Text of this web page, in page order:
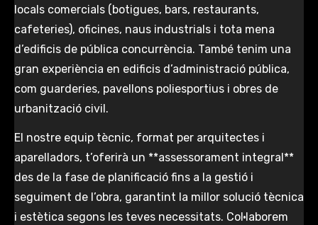
locals comercials (botigues, bars, restaurants,
cafeteries), oficines, naus industrials i tota mena
d’edificis de pública concurrència. També tenim una
gran experiència en edificis d’administració pública,
com guarderies, pavellons poliesportius i obres de
urbanització civil.
El nostre equip tècnic, format per arquitectes i
aparelladors, t’oferirà un **assessorament integral**
des de la fase de planificació fins a la gestió i
seguiment de l’obra, garantint la millor solució tècnica
i estètica segons les teves necessitats. Col·laborem